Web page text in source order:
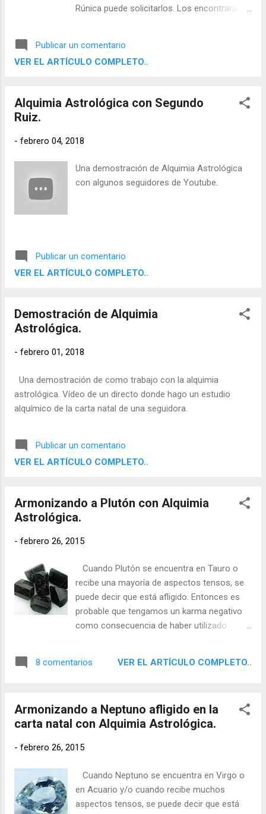
Rúnica puede solicitarlos. Los encontrará
Publicar un comentario
VER EL ARTÍCULO COMPLETO..
Alquimia Astrológica con Segundo
Ruiz.
- febrero 04, 2018
Una demostración de Alquimia Astrológica
con algunos seguidores de Youtube.
Publicar un comentario
VER EL ARTÍCULO COMPLETO..
Demostración de Alquimia
Astrológica.
- febrero 01, 2018
Una demostración de como trabajo con la alquimia
astrológica. Vídeo de un directo donde hago un estudio
alquímico de la carta natal de una seguidora.
Publicar un comentario
VER EL ARTÍCULO COMPLETO..
Armonizando a Plutón con Alquimia
Astrológica.
- febrero 26, 2015
Cuando Plutón se encuentra en Tauro o
recibe una mayoría de aspectos tensos, se
puede decir que está afligido. Entonces es
probable que tengamos un karma negativo
como consecuencia de haber utilizado
personales. Este condicionante lo seguimos
manipuladoras. También la destrucción y la
muerte podrán estar presentes en nuestra
se tiene a Plutón en buen estado cósmico, la
8 comentarios VER EL ARTÍCULO COMPLETO..
Armonizando a Neptuno afligido en la
carta natal con Alquimia Astrológica.
- febrero 26, 2015
Cuando Neptuno se encuentra en Virgo o
en Acuario y/o cuando recibe muchos
aspectos tensos, se puede decir que está